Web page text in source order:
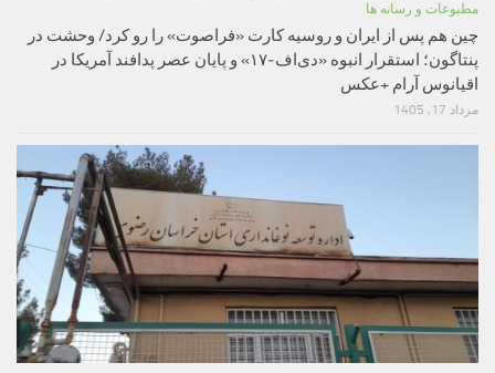
مطبوعات و رسانه ها
چین هم پس از ایران و روسیه کارت «فراصوت» را رو کرد/ وحشت در
پنتاگون؛ استقرار انبوه «دی‌اف‑۱۷» و پایان عصر پدافند آمریکا در
اقیانوس آرام +عکس
مرداد 17, 1405